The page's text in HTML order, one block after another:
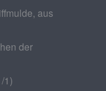
aus
der
1)